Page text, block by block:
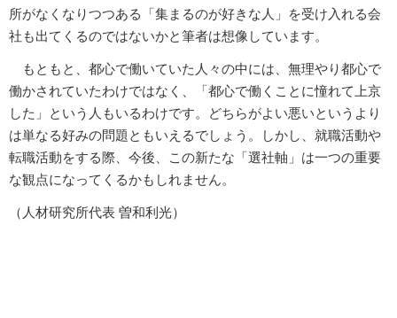
所がなくなりつつある「集まるのが好きな人」を受け入れる会
社も出てくるのではないかと筆者は想像しています。
もともと、都心で働いていた人々の中には、無理やり都心で
働かされていたわけではなく、「都心で働くことに憧れて上京
した」という人もいるわけです。どちらがよい悪いというより
は単なる好みの問題ともいえるでしょう。しかし、就職活動や
転職活動をする際、今後、この新たな「選社軸」は一つの重要
な観点になってくるかもしれません。
（人材研究所代表 曽和利光）